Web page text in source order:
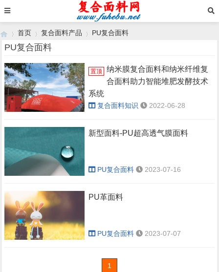
›
首页
›
复合面料产品
›
PU复合面料
PU复合面料
置顶
纳米膜复合面料和纳米纤维复
合面料助力智能堆肥发酵技术
系统
复合面料知识 2022-06-28
新型面料-PU超高透气膜面料
PU复合面料 2023-07-16
PU革面料
PU复合面料 2023-07-07
1